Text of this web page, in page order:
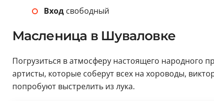
Вход свободный
Масленица в Шуваловке
Погрузиться в атмосферу настоящего народного
артисты, которые соберут всех на хороводы,
попробуют выстрелить из лука.